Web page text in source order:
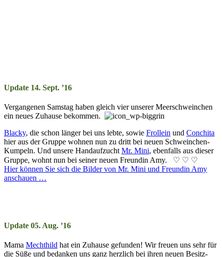
Update 14. Sept. ’16
Vergangenen Sams­tag ha­ben gleich vier un­ser­er Meer­schwein­chen
ein neu­es Zu­hau­se be­kom­men.
Blacky, die schon läng­er bei uns leb­te, so­wie Froll­ein und Con­chi­ta
hier aus der Gruppe wohn­en nun zu dritt bei neu­en Schwein­chen-
Kum­peln. Und unsere Hand­auf­zucht Mr. Mini, eben­falls aus die­ser
Gruppe, wohnt nun bei sei­ner neu­en Freun­din Amy. ♡ ♡ ♡
Hier können Sie sich die Bil­der von Mr. Mini und Freun­din Amy
an­schau­en …
Update 05. Aug. ’16
Mama Mecht­­hild hat ein Zu­hau­se ge­fun­den! Wir freu­en uns sehr für
die Sü­ße und be­dank­en uns ganz herz­lich bei ihr­en neu­en Be­sitz­